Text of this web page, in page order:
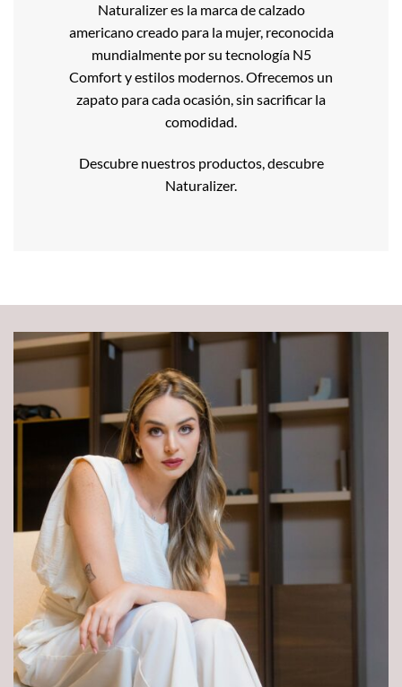
Naturalizer es la marca de calzado
americano creado para la mujer, reconocida
mundialmente por su tecnología N5
Comfort y estilos modernos. Ofrecemos un
zapato para cada ocasión, sin sacrificar la
comodidad.
Descubre nuestros productos, descubre
Naturalizer.